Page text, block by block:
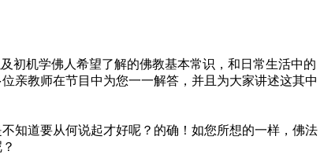
初机学佛人希望了解的佛教基本常识，和日常生活中的
亲教师在节目中为您一一解答，并且为大家讲述这其中
知道要从何说起才好呢？的确！如您所想的一样，佛法